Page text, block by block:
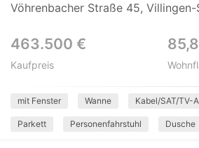
Vöhrenbacher Straße 45, Villingen-
463.500 €
Kaufpreis
mit Fenster Wanne Kabel/SAT/TV-
Parkett Personenfahrstuhl Dusche